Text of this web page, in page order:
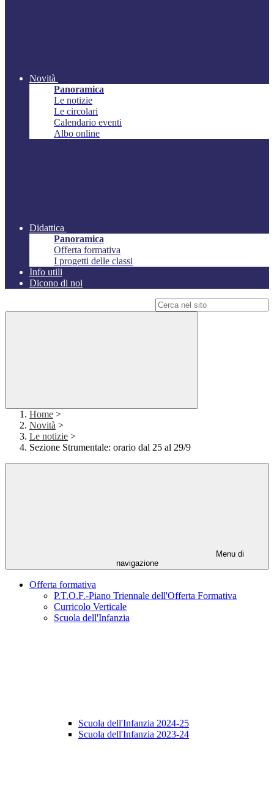
Novità
Panoramica
Le notizie
Le circolari
Calendario eventi
Albo online
Didattica
Panoramica
Offerta formativa
I progetti delle classi
Info utili
Dicono di noi
Home >
Novità >
Le notizie >
Sezione Strumentale: orario dal 25 al 29/9
Menu di
navigazione
Offerta formativa
P.T.O.F.-Piano Triennale dell'Offerta Formativa
Curricolo Verticale
Scuola dell'Infanzia
Scuola dell'Infanzia 2024-25
Scuola dell'Infanzia 2023-24